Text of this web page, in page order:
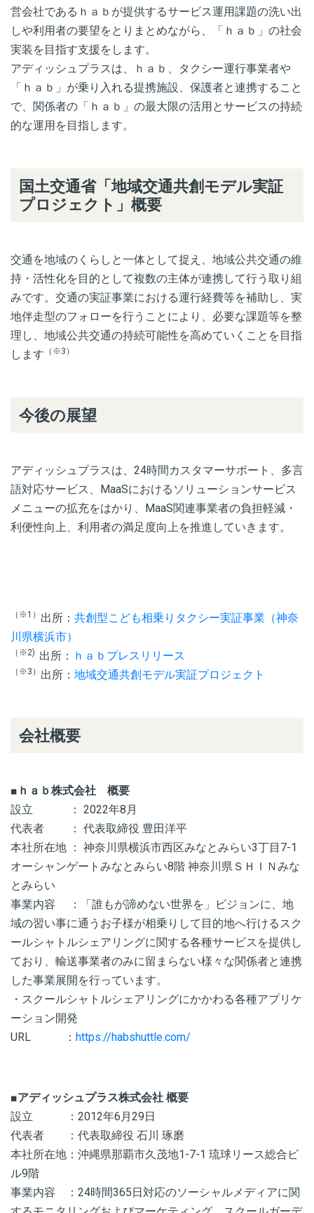
営会社であるｈａｂが提供するサービス運用課題の洗い出
しや利用者の要望をとりまとめながら、「ｈａｂ」の社会
実装を目指す支援をします。
アディッシュプラスは、ｈａｂ、タクシー運行事業者や
「ｈａｂ」が乗り入れる提携施設、保護者と連携すること
で、関係者の「ｈａｂ」の最大限の活用とサービスの持続
的な運用を目指します。
国土交通省「地域交通共創モデル実証
プロジェクト」概要
交通を地域のくらしと一体として捉え、地域公共交通の維
持・活性化を目的として複数の主体が連携して行う取り組
みです。交通の実証事業における運行経費等を補助し、実
地伴走型のフォローを行うことにより、必要な課題等を整
理し、地域公共交通の持続可能性を高めていくことを目指
します （※3）
今後の展望
アディッシュプラスは、24時間カスタマーサポート、多言
語対応サービス、MaaSにおけるソリューションサービス
メニューの拡充をはかり、MaaS関連事業者の負担軽減・
利便性向上、利用者の満足度向上を推進していきます。
（※1） 出所： 共創型こども相乗りタクシー実証事業（神奈
川県横浜市）
（※2) 出所： ｈａｂプレスリリース
（※3） 出所： 地域交通共創モデル実証プロジェクト
会社概要
■ ｈａｂ株式会社 概要
設立 ： 2022年8月
代表者 ： 代表取締役 豊田洋平
本社所在地 ： 神奈川県横浜市西区みなとみらい3丁目7-1
オーシャンゲートみなとみらい8階 神奈川県ＳＨＩＮみな
とみらい
事業内容 ：「誰もが諦めない世界を」ビジョンに、地
域の習い事に通うお子様が相乗りして目的地へ行けるスク
ールシャトルシェアリングに関する各種サービスを提供し
ており、輸送事業者のみに留まらない様々な関係者と連携
した事業展開を行っています。
・スクールシャトルシェアリングにかかわる各種アプリケ
ーション開発
URL ： https://habshuttle.com/
■アディッシュプラス株式会社 概要
設立 ：2012年6月29日
代表者 ：代表取締役 石川 琢磨
本社所在地：沖縄県那覇市久茂地1-7-1 琉球リース総合ビ
ル9階
事業内容 ：24時間365日対応のソーシャルメディアに関